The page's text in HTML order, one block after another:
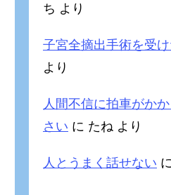
ち より
子宮全摘出手術を受け
より
人間不信に拍車がか
さい に たね より
人とうまく話せない に